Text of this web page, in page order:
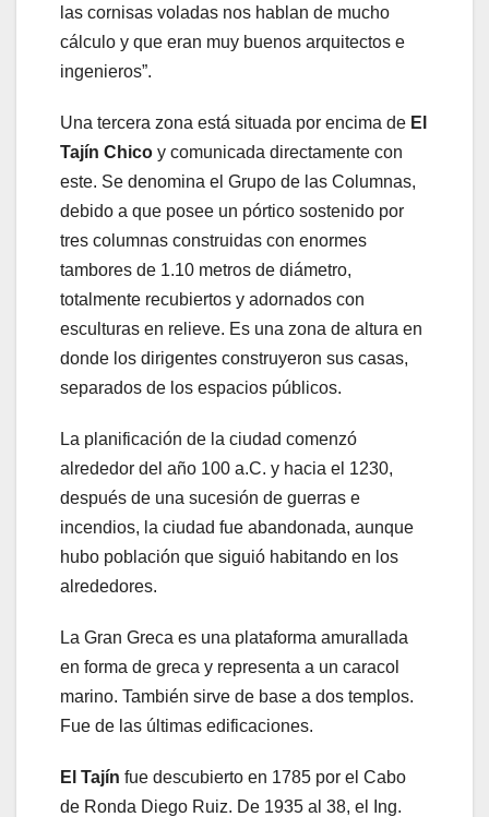
las cornisas voladas nos hablan de mucho
cálculo y que eran muy buenos arquitectos e
ingenieros”.
Una tercera zona está situada por encima de El
Tajín Chico y comunicada directamente con
este. Se denomina el Grupo de las Columnas,
debido a que posee un pórtico sostenido por
tres columnas construidas con enormes
tambores de 1.10 metros de diámetro,
totalmente recubiertos y adornados con
esculturas en relieve. Es una zona de altura en
donde los dirigentes construyeron sus casas,
separados de los espacios públicos.
La planificación de la ciudad comenzó
alrededor del año 100 a.C. y hacia el 1230,
después de una sucesión de guerras e
incendios, la ciudad fue abandonada, aunque
hubo población que siguió habitando en los
alrededores.
La Gran Greca es una plataforma amurallada
en forma de greca y representa a un caracol
marino. También sirve de base a dos templos.
Fue de las últimas edificaciones.
El Tajín fue descubierto en 1785 por el Cabo
de Ronda Diego Ruiz. De 1935 al 38, el Ing.